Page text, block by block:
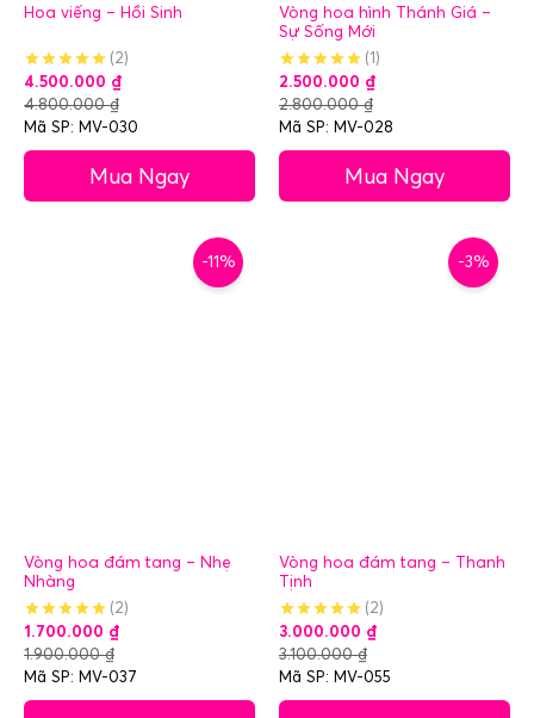
Hoa viếng – Hồi Sinh
(2)
4.500.000 ₫
4.800.000₫
Mã SP: MV-030
Mua Ngay
Vòng hoa hình Thánh Giá –
Sự Sống Mới
(1)
2.500.000 ₫
2.800.000₫
Mã SP: MV-028
Mua Ngay
-11%
Vòng hoa đám tang – Nhẹ
Nhàng
(2)
1.700.000 ₫
1.900.000₫
Mã SP: MV-037
-3%
Vòng hoa đám tang – Thanh
Tịnh
(2)
3.000.000 ₫
3.100.000₫
Mã SP: MV-055